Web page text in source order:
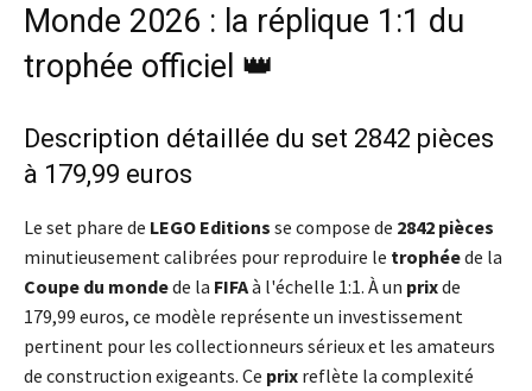
Monde 2026 : la réplique 1:1 du
trophée officiel 👑
Description détaillée du set 2842 pièces
à 179,99 euros
Le set phare de LEGO Editions se compose de 2842 pièces
minutieusement calibrées pour reproduire le trophéede la
Coupe du mondede la FIFAà l'échelle 1:1. À un prixde
179,99 euros, ce modèle représente un investissement
pertinent pour les collectionneurs sérieux et les amateurs
de construction exigeants. Ce prix reflète la complexité